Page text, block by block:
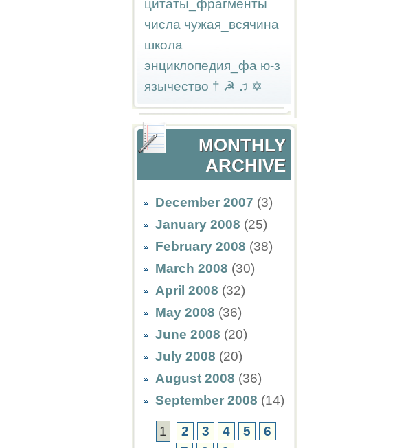
цитаты_фрагменты
числа чужая_всячина
школа
энциклопедия_фа ю-з
язычество † ☭ ♫ ✡
MONTHLY
ARCHIVE
December 2007 (3)
January 2008 (25)
February 2008 (38)
March 2008 (30)
April 2008 (32)
May 2008 (36)
June 2008 (20)
July 2008 (20)
August 2008 (36)
September 2008 (14)
1 2 3 4 5
6